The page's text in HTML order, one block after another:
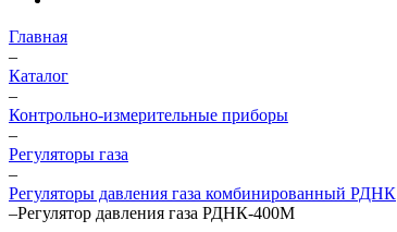
Главная
–
Каталог
–
Контрольно-измерительные приборы
–
Регуляторы газа
–
Регуляторы давления газа комбинированный РДНК
–Регулятор давления газа РДНК-400М